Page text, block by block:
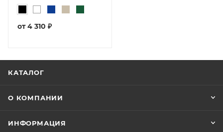
от4 310 ₽
КАТАЛОГ
О КОМПАНИИ
ИНФОРМАЦИЯ